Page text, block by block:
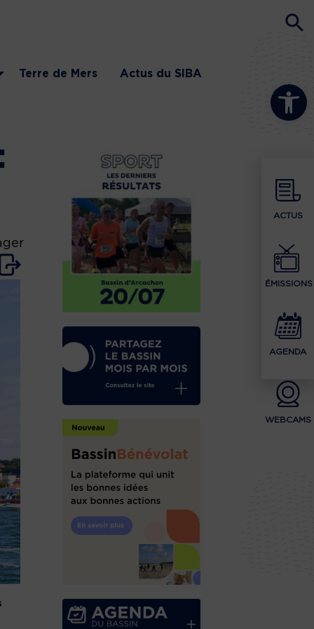
Ouvrir la
ACTUS
ÉMISSIONS
AGENDA
WEBCAMS
Terre de Mers Actus du SIBA